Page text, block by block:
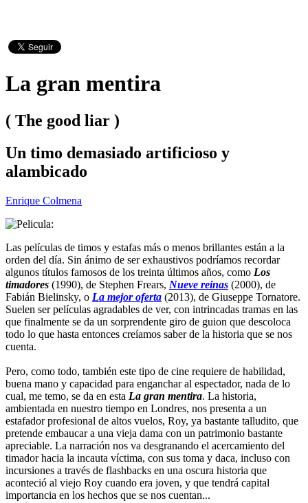
La gran mentira
( The good liar )
Un timo demasiado artificioso y
alambicado
Enrique Colmena
Las películas de timos y estafas más o menos brillantes están a la
orden del día. Sin ánimo de ser exhaustivos podríamos recordar
algunos títulos famosos de los treinta últimos años, como Los
timadores (1990), de Stephen Frears, Nueve reinas (2000), de
Fabián Bielinsky, o La mejor oferta (2013), de Giuseppe Tornatore.
Suelen ser películas agradables de ver, con intrincadas tramas en las
que finalmente se da un sorprendente giro de guion que descoloca
todo lo que hasta entonces creíamos saber de la historia que se nos
cuenta.
Pero, como todo, también este tipo de cine requiere de habilidad,
buena mano y capacidad para enganchar al espectador, nada de lo
cual, me temo, se da en esta La gran mentira. La historia,
ambientada en nuestro tiempo en Londres, nos presenta a un
estafador profesional de altos vuelos, Roy, ya bastante talludito, que
pretende embaucar a una vieja dama con un patrimonio bastante
apreciable. La narración nos va desgranando el acercamiento del
timador hacia la incauta víctima, con sus toma y daca, incluso con
incursiones a través de flashbacks en una oscura historia que
aconteció al viejo Roy cuando era joven, y que tendrá capital
importancia en los hechos que se nos cuentan...